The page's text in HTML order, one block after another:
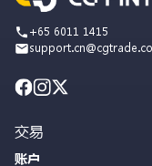
+65 6011 1415
交易
账户